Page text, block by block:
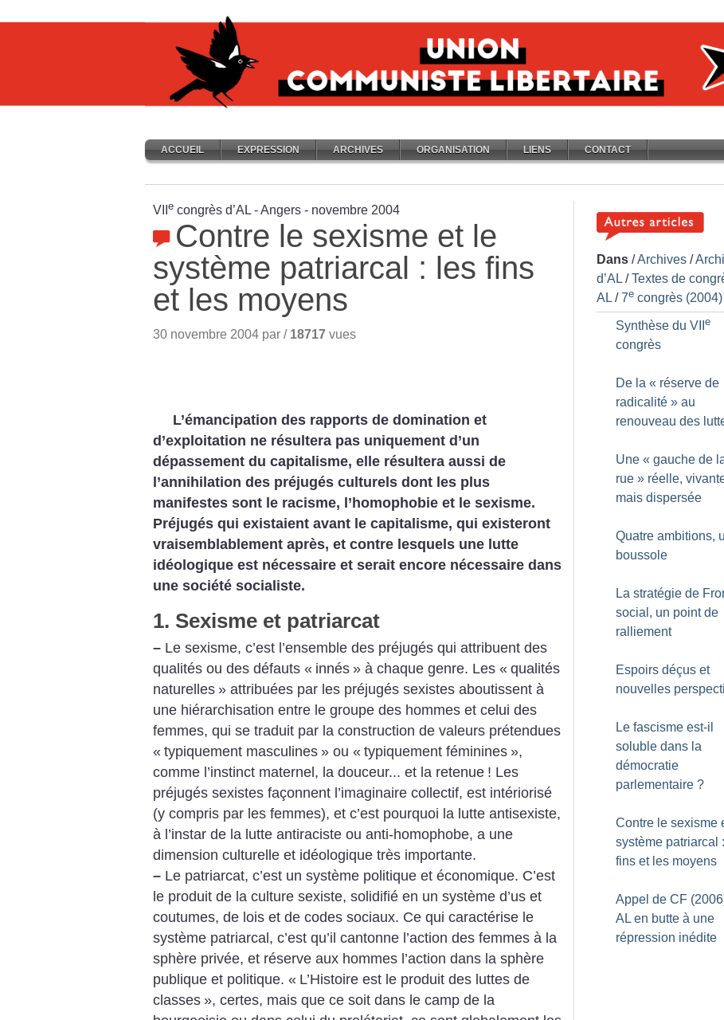
ACCUEIL EXPRESSION ARCHIVES ORGANISATION LIENS CONTACT
VII e congrès d’AL - Angers - novembre 2004
Contre le sexisme et le
système patriarcal : les fins
et les moyens
30 novembre 2004 par / 18717 vues
L’émancipation des rapports de domination et
d’exploitation ne résultera pas uniquement d’un
dépassement du capitalisme, elle résultera aussi de
l’annihilation des préjugés culturels dont les plus
manifestes sont le racisme, l’homophobie et le sexisme.
Préjugés qui existaient avant le capitalisme, qui existeront
vraisemblablement après, et contre lesquels une lutte
idéologique est nécessaire et serait encore nécessaire dans
une société socialiste.
1. Sexisme et patriarcat
– Le sexisme, c’est l’ensemble des préjugés qui attribuent des
qualités ou des défauts « innés » à chaque genre. Les « qualités
naturelles » attribuées par les préjugés sexistes aboutissent à
une hiérarchisation entre le groupe des hommes et celui des
femmes, qui se traduit par la construction de valeurs prétendues
« typiquement masculines » ou « typiquement féminines »,
comme l’instinct maternel, la douceur... et la retenue ! Les
préjugés sexistes façonnent l’imaginaire collectif, est intériorisé
(y compris par les femmes), et c’est pourquoi la lutte antisexiste,
à l’instar de la lutte antiraciste ou anti-homophobe, a une
dimension culturelle et idéologique très importante.
– Le patriarcat, c’est un système politique et économique. C’est
le produit de la culture sexiste, solidifié en un système d’us et
coutumes, de lois et de codes sociaux. Ce qui caractérise le
système patriarcal, c’est qu’il cantonne l’action des femmes à la
sphère privée, et réserve aux hommes l’action dans la sphère
publique et politique. « L’Histoire est le produit des luttes de
classes », certes, mais que ce soit dans le camp de la
Dans /Archives /
d’AL /Textes de
AL /7e congrès (2004)
Synthèse du VII e
congrès
De la « réserve de
radicalité » au
renouveau des
Une « gauche de
rue » réelle,
mais dispersée
Quatre ambitions,
boussole
La stratégie de
social, un point de
ralliement
Espoirs déçus et
nouvelles
Le fascisme est-il
soluble dans la
démocratie
parlementaire ?
Contre le sexisme
système patriarcal
fins et les moyens
Appel de CF
AL en butte à une
répression inédite